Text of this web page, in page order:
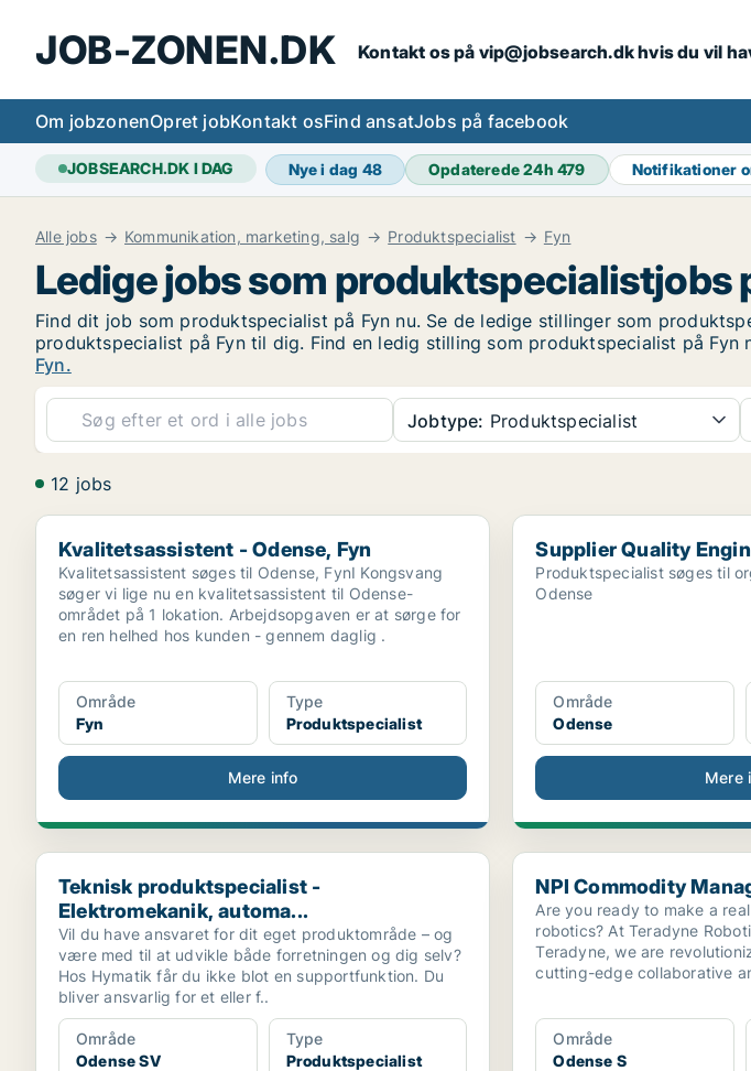
JOB-ZONEN.DK Kontakt os på vip@jobsearch.dk hvis du vil
Om jobzonenOpret jobKontakt osFind ansatJobs på facebook
JOBSEARCH.DK I DAG Nye i dag 48 Opdaterede 24h479 Notifikationer
Alle jobs Kommunikation, marketing, salg Produktspecialist Fyn
Ledige jobs som produktspecialistjobs
Find dit job som produktspecialist på Fyn nu. Se de ledige stillinger som
produktspecialist på Fyn til dig. Find en ledig stilling som produktspecialist på Fyn
Fyn.
Jobtype: Produktspecialist
12 jobs
Kvalitetsassistent - Odense, Fyn
Kvalitetsassistent - Odense, Fyn
Kvalitetsassistent søges til Odense, FynI Kongsvang
søger vi lige nu en kvalitetsassistent til Odense-
området på 1 lokation. Arbejdsopgaven er at sørge for
en ren helhed hos kunden - gennem daglig .
Område
Fyn
Type
Produktspecialist
Mere info
Supplier Quality Engineer
Supplier Quality
Produktspecialist søges til
Odense
Område
Odense
Mere
Teknisk produktspecialist - Elektromekanik, automa...
Teknisk produktspecialist -
Elektromekanik, automa...
Vil du have ansvaret for dit eget produktområde – og
være med til at udvikle både forretningen og dig selv?
Hos Hymatik får du ikke blot en supportfunktion. Du
bliver ansvarlig for et eller f..
Område
Odense SV
Type
Produktspecialist
NPI Commodity Manager
NPI Commodity
Are you ready to make a
robotics? At Teradyne
Teradyne, we are
cutting-edge collaborative
Område
Odense S